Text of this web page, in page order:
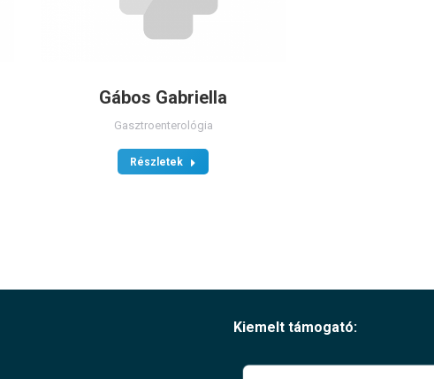
Gábos Gabriella
Gasztroenterológia
Részletek
Kiemelt támogató: